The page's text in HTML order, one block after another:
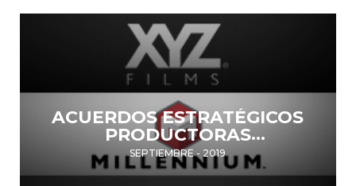
ACUERDOS ESTRATÉGICOS
PRODUCTORAS
INTERNACIONALES
SEPTIEMBRE - 2019